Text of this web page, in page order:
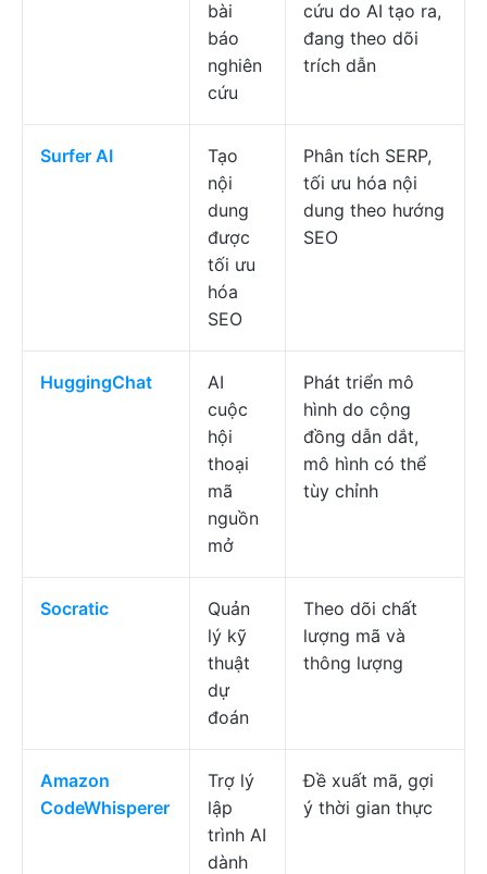
bài
báo
nghiên
cứu
cứu do AI tạo ra,
đang theo dõi
trích dẫn
Surfer AI
Tạo
nội
dung
được
tối ưu
hóa
SEO
Phân tích SERP,
tối ưu hóa nội
dung theo hướng
SEO
HuggingChat
AI
cuộc
hội
thoại
mã
nguồn
mở
Phát triển mô
hình do cộng
đồng dẫn dắt,
mô hình có thể
tùy chỉnh
Socratic
Quản
lý kỹ
thuật
dự
đoán
Theo dõi chất
lượng mã và
thông lượng
Amazon
CodeWhisperer
Trợ lý
lập
trình AI
dành
Đề xuất mã, gợi
ý thời gian thực